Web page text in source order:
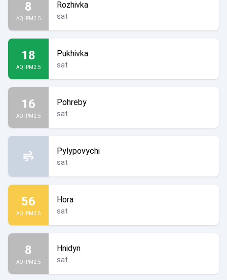
8
AQI PM2.5
Rozhivka
sat
18
AQI PM2.5
Pukhivka
sat
16
AQI PM2.5
Pohreby
sat
Pylypovychi
sat
56
AQI PM2.5
Hora
sat
8
AQI PM2.5
Hnidyn
sat